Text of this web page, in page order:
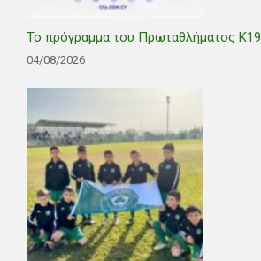
Το πρόγραμμα του Πρωταθλήματος Κ19
04/08/2026